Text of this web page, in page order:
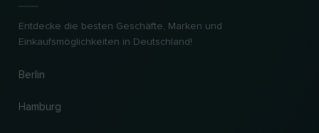
Entdecke die besten Geschäfte, Marken und
Einkaufsmöglichkeiten in Deutschland!
Berlin
Hamburg